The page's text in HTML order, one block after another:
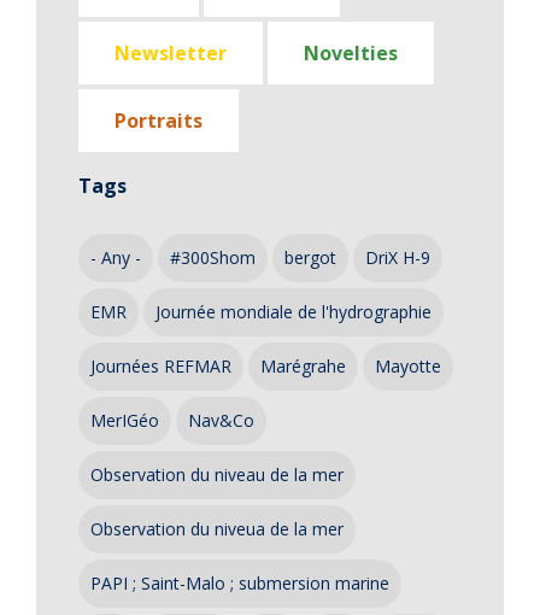
Newsletter Novelties
Portraits
Tags
- Any - #300Shom bergot DriX H-9
EMR Journée mondiale de l'hydrographie
Journées REFMAR Marégrahe Mayotte
MerIGéo Nav&Co
Observation du niveau de la mer
Observation du niveua de la mer
PAPI ; Saint-Malo ; submersion marine